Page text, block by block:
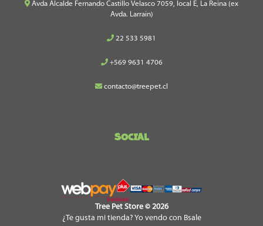
Avda Alcalde Fernando Castillo Velasco 7059, local E, La Reina (ex
Avda. Larrain)
22 533 5981
+569 9631 4706
contacto@treepet.cl
SOCIAL
Tree Pet Store © 2026
¿Te gusta mi tienda? Yo vendo con Bsale